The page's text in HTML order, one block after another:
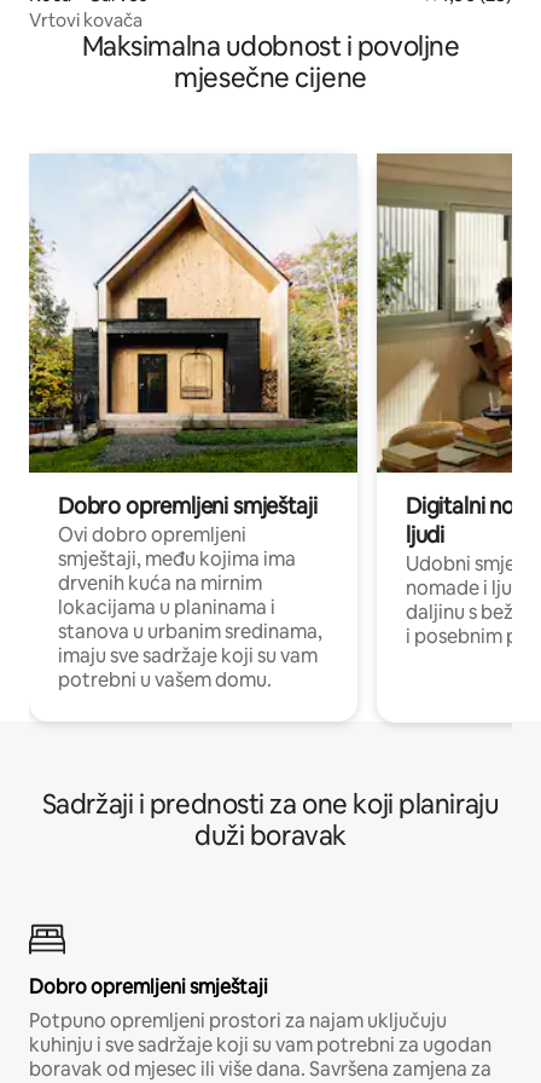
Vrtovi kovača
Maksimalna udobnost i povoljne
mjesečne cijene
Dobro opremljeni smještaji
Ovi dobro opremljeni
smještaji, među kojima ima
drvenih kuća na mirnim
lokacijama u planinama i
stanova u urbanim sredinama,
imaju sve sadržaje koji su vam
potrebni u vašem domu.
Digitalni
ljudi
Udobni
nomade i ljude
daljinu s
i posebnim
Sadržaji i prednosti za one koji planiraju
duži boravak
Dobro opremljeni smještaji
Potpuno opremljeni prostori za najam uključuju
kuhinju i sve sadržaje koji su vam potrebni za ugodan
boravak od mjesec ili više dana. Savršena zamjena za